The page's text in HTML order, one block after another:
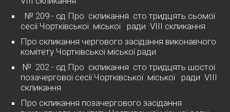
№ 209 - од Про скликання сто тридцять сьомої
сесії Чортківської міської ради VІІІ скликання
Про скликання чергового засідання виконавчого
комітету Чортківської міської ради
№ 202 - од Про скликання сто тридцять шостої
позачергової сесії Чортківської міської ради VІІІ
скликання
Про скликання позачергового засідання